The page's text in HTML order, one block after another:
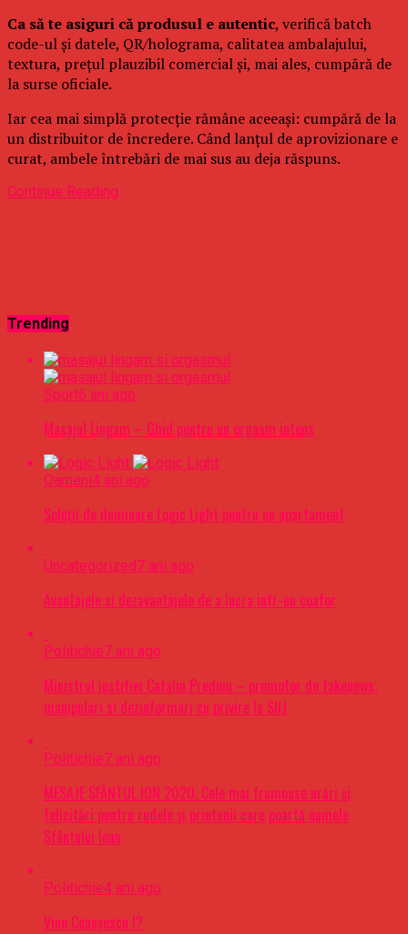
Ca să te asiguri că produsul e autentic, verifică batch
code-ul și datele, QR/holograma, calitatea ambalajului,
textura, prețul plauzibil comercial și, mai ales, cumpără de
la surse oficiale.
Iar cea mai simplă protecție rămâne aceeași: cumpără de la
un distribuitor de încredere. Când lanțul de aprovizionare e
curat, ambele întrebări de mai sus au deja răspuns.
Continue Reading
Trending
Sport6 ani ago
Masajul Lingam – Ghid pentru un orgasm intens
Oameni4 ani ago
Soluții de iluminare Logic Light pentru un apartament
Uncategorized7 ani ago
Avantajele si dezavantajele de a lucra intr-un coafor
Politichie7 ani ago
Ministrul justitiei Catalin Predoiu – promotor de fakenews,
manipulari si dezinformari cu privire la SIIJ
Politichie7 ani ago
MESAJE SFÂNTUL ION 2020. Cele mai frumoase urări şi
felicitări pentru rudele şi prietenii care poartă numele
Sfântului Ioan
Politichie4 ani ago
Vine Ceaușescu !?